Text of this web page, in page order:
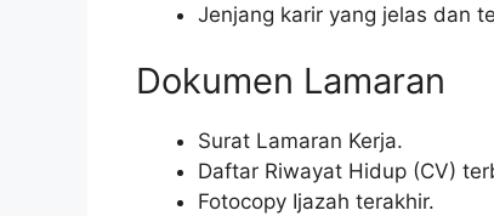
Jenjang karir yang jelas dan
Dokumen Lamaran
Surat Lamaran Kerja.
Daftar Riwayat Hidup (CV)
Fotocopy Ijazah terakhir.